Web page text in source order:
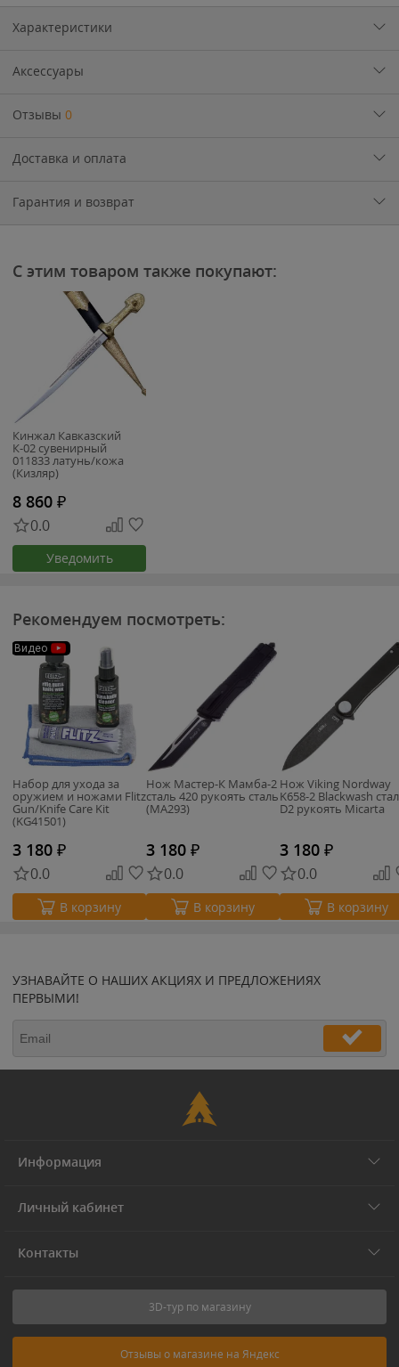
Характеристики
Аксессуары
Отзывы 0
Доставка и оплата
Гарантия и возврат
С этим товаром также покупают:
Кинжал Кавказский
К-02 сувенирный
011833 латунь/кожа
(Кизляр)
8 860 ₽
0.0
Уведомить
Рекомендуем посмотреть:
Видео
Набор для ухода за
оружием и ножами Flitz
Gun/Knife Care Kit
(KG41501)
3 180 ₽
0.0
В корзину
Нож Мастер-К Мамба-2
сталь 420 рукоять сталь
(MA293)
3 180 ₽
0.0
В корзину
Нож Viking Nordway
K658-2 Blackwash
D2 рукоять Micarta
3 180 ₽
0.0
В корзину
УЗНАВАЙТЕ О НАШИХ АКЦИЯХ И ПРЕДЛОЖЕНИЯХ
ПЕРВЫМИ!
Информация
Личный кабинет
Контакты
3D-тур по магазину
Отзывы о магазине на Яндекс